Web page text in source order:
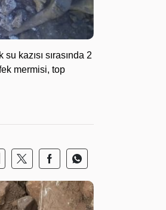
kazısı sırasında 2
mermisi, top